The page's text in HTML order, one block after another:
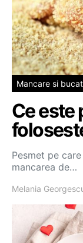
Mancare si
Ce este
Pesmet pe
mancarea de…
Melania